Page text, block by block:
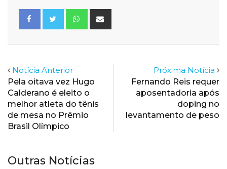
Whatsapp
Notícia Anterior
Pela oitava vez Hugo
Calderano é eleito o
melhor atleta do tênis
de mesa no Prêmio
Brasil Olímpico
Próxima Notícia
Fernando Reis requer
aposentadoria após
doping no
levantamento de peso
Outras Notícias